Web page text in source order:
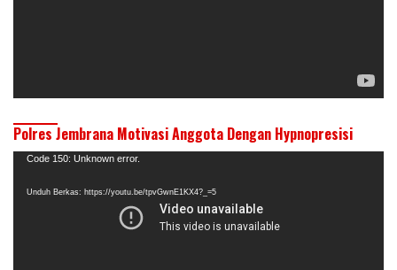
Polres Jembrana Motivasi Anggota Dengan Hypnopresisi
Pemutar
Code 150: Unknown error.
Unduh Berkas: https://youtu.be/tpvGwnE1KX4?_=5